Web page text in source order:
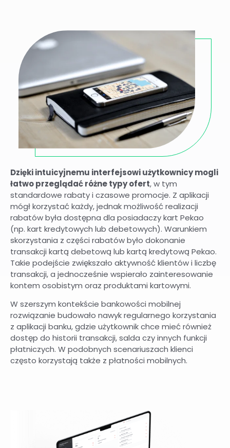
Dzięki intuicyjnemu interfejsowi użytkownicy mogli
łatwo przeglądać różne typy ofert, w tym
standardowe rabaty i czasowe promocje. Z aplikacji
mógł korzystać każdy, jednak możliwość realizacji
rabatów była dostępna dla posiadaczy kart Pekao
(np. kart kredytowych lub debetowych). Warunkiem
skorzystania z części rabatów było dokonanie
transakcji kartą debetową lub kartą kredytową Pekao.
Takie podejście zwiększało aktywność klientów i liczbę
transakcji, a jednocześnie wspierało zainteresowanie
kontem osobistym oraz produktami kartowymi.
W szerszym kontekście bankowości mobilnej
rozwiązanie budowało nawyk regularnego korzystania
z aplikacji banku, gdzie użytkownik chce mieć również
dostęp do historii transakcji, salda czy innych funkcji
płatniczych. W podobnych scenariuszach klienci
często korzystają także z płatności mobilnych.